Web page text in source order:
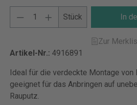
Stück In
Zur
Artikel-Nr.: 4916891
Ideal für die verdeckte Montage von
geeignet für das Anbringen auf
Rauputz.